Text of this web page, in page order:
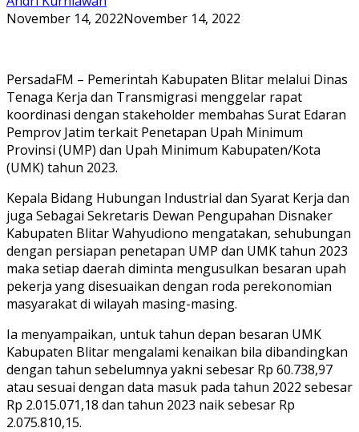
November 14, 2022November 14, 2022
PersadaFM – Pemerintah Kabupaten Blitar melalui Dinas
Tenaga Kerja dan Transmigrasi menggelar rapat
koordinasi dengan stakeholder membahas Surat Edaran
Pemprov Jatim terkait Penetapan Upah Minimum
Provinsi (UMP) dan Upah Minimum Kabupaten/Kota
(UMK) tahun 2023.
Kepala Bidang Hubungan Industrial dan Syarat Kerja dan
juga Sebagai Sekretaris Dewan Pengupahan Disnaker
Kabupaten Blitar Wahyudiono mengatakan, sehubungan
dengan persiapan penetapan UMP dan UMK tahun 2023
maka setiap daerah diminta mengusulkan besaran upah
pekerja yang disesuaikan dengan roda perekonomian
masyarakat di wilayah masing-masing.
Ia menyampaikan, untuk tahun depan besaran UMK
Kabupaten Blitar mengalami kenaikan bila dibandingkan
dengan tahun sebelumnya yakni sebesar Rp 60.738,97
atau sesuai dengan data masuk pada tahun 2022 sebesar
Rp 2.015.071,18 dan tahun 2023 naik sebesar Rp
2.075.810,15.